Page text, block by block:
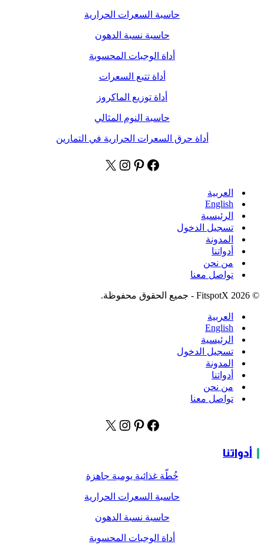
حاسبة السعرات الحرارية
حاسبة نسبة الدهون
أداة الوجبات المحسوبة
أداة تتبع السعرات
أداة توزيع الماكروز
حاسبة النوم المثالي
أداة حرق السعرات الحرارية في التمارين
العربية
English
الرئيسية
تسجيل الدخول
المدونة
أدواتنا
من نحن
تواصل معنا
© 2026 FitspotX - جميع الحقوق محفوظة.
العربية
English
الرئيسية
تسجيل الدخول
المدونة
أدواتنا
من نحن
تواصل معنا
أدواتنا
خُطّة غذائية يومية جاهزة
حاسبة السعرات الحرارية
حاسبة نسبة الدهون
أداة الوجبات المحسوبة